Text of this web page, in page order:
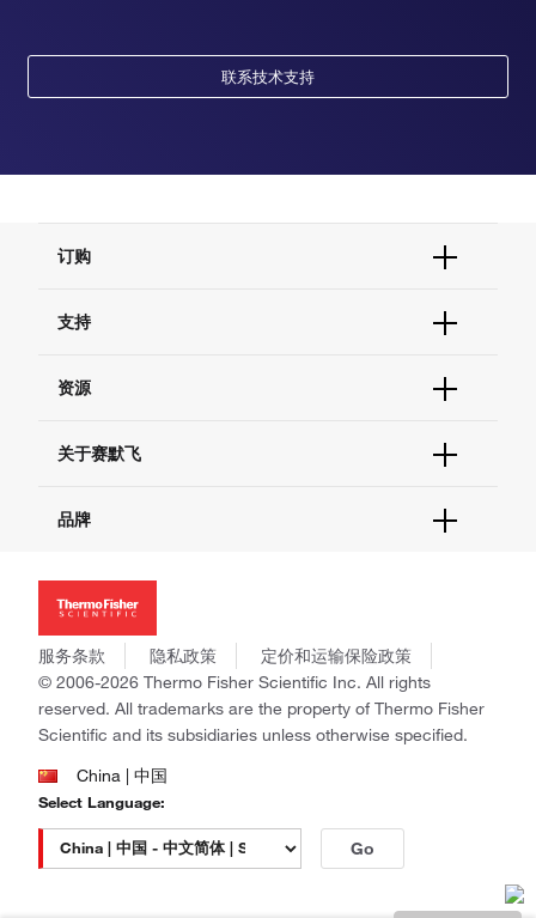
联系技术支持
订购
订单支持
现货供应中心
支持
联系我们 - 400 820 8982
查找文件&证书
资源
促销
社交媒体
关于赛默飞
招聘
新闻
社会责任
商标
政策和通知
品牌
Applied Biosystems
Invitrogen
Gibco
Ion Torrent
Unity Lab Services
Patheon
PPD
服务条款 隐私政策
定价和运输保险政策
© 2006-2026 Thermo Fisher Scientific Inc. All rights
reserved. All trademarks are the property of Thermo Fisher
Scientific and its subsidiaries unless otherwise specified.
China | 中国
Select Language:
Go